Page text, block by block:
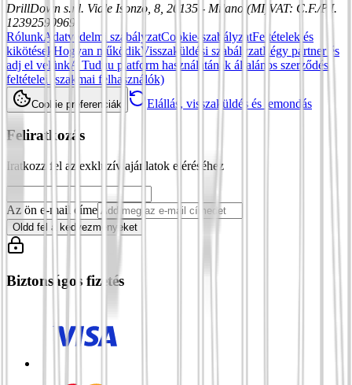
DrillDown s.r.l. Viale Isonzo, 8, 20135 - Milano (MI) VAT: C.F./P.I.
12392590969
RólunkAdatvédelmi szabályzatCookie-szabályzatFeltételek és
kikötések Hogyan működikVisszaküldési szabályzatLégy partner és
adj el velünkA Tuduu platform használatának általános szerződési
feltételei (szakmai felhasználók)
Cookie preferenciák Elállás, visszaküldés és lemondás
Feliratkozás
Iratkozz fel az exkluzív ajánlatok eléréséhez
Az ön e-mail címe
Oldd fel a kedvezményeket
Biztonságos fizetés